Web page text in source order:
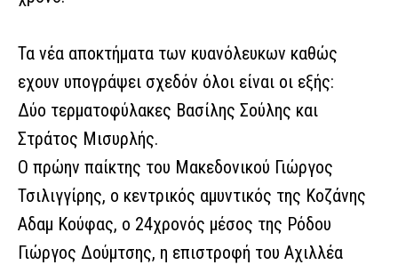
Τα νέα αποκτήματα των κυανόλευκων καθώς
εχουν υπογράψει σχεδόν όλοι είναι οι εξής:
Δύο τερματοφύλακες Βασίλης Σούλης και
Στράτος Μισυρλής.
Ο πρώην παίκτης του Μακεδονικού Γιώργος
Τσιλιγγίρης, ο κεντρικός αμυντικός της Κοζάνης
Αδαμ Κούφας, ο 24χρονός μέσος της Ρόδου
Γιώργος Δούμτσης, η επιστροφή του Αχιλλέα